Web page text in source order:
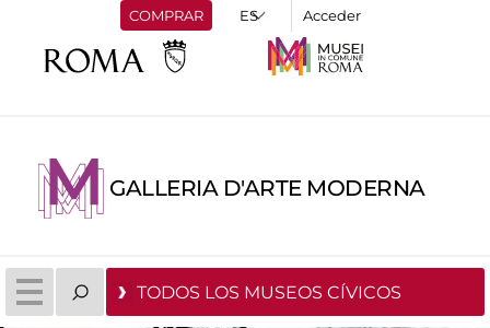
COMPRAR Acceder
GALLERIA D'ARTE MODERNA
TODOS LOS MUSEOS CÍVICOS